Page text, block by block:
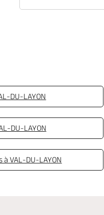
DU-LAYON
DU-LAYON
VAL-DU-LAYON